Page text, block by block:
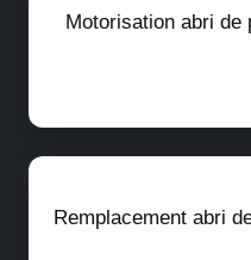
Motorisation abri de
Remplacement abri